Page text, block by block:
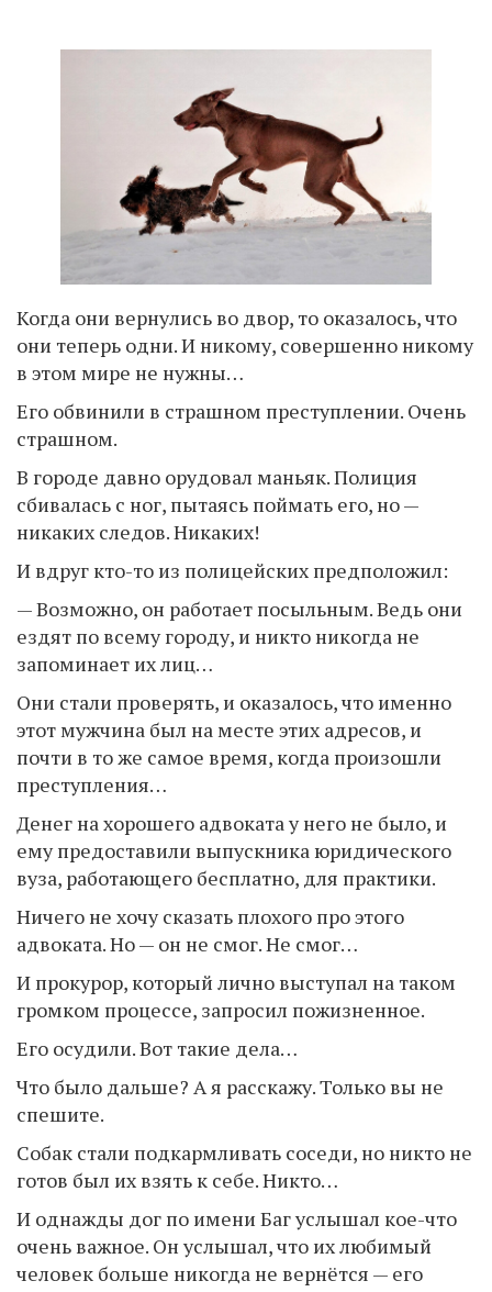
Когда они вернулись во двор, то оказалось, что
они теперь одни. И никому, совершенно никому
в этом мире не нужны…
Его обвинили в страшном преступлении. Очень
страшном.
В городе давно орудовал маньяк. Полиция
сбивалась с ног, пытаясь поймать его, но —
никаких следов. Никаких!
И вдруг кто-то из полицейских предположил:
— Возможно, он работает посыльным. Ведь они
ездят по всему городу, и никто никогда не
запоминает их лиц…
Они стали проверять, и оказалось, что именно
этот мужчина был на месте этих адресов, и
почти в то же самое время, когда произошли
преступления…
Денег на хорошего адвоката у него не было, и
ему предоставили выпускника юридического
вуза, работающего бесплатно, для практики.
Ничего не хочу сказать плохого про этого
адвоката. Но — он не смог. Не смог…
И прокурор, который лично выступал на таком
громком процессе, запросил пожизненное.
Его осудили. Вот такие дела…
Что было дальше? А я расскажу. Только вы не
спешите.
Собак стали подкармливать соседи, но никто не
готов был их взять к себе. Никто…
И однажды дог по имени Баг услышал кое-что
очень важное. Он услышал, что их любимый
человек больше никогда не вернётся — его